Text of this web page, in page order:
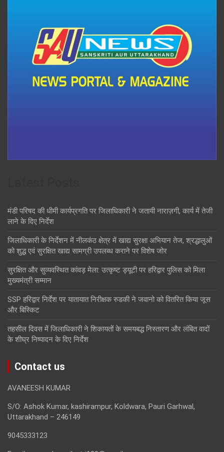
मंडी परिषद की धीमी कार्यप्रगति पर जिलाधिकारी ने जतायी नाराज़गी, कार्य में तेजी
लाने के दिए निर्देश
जिलाधिकारी के निर्देशन में नीलकंठ क्षेत्र में खाद्य सुरक्षा अभियान तेज, श्रद्धालुओं
को शुद्ध एवं सुरक्षित खाद्य सामग्री उपलब्ध कराने पर विशेष जोर
सुरक्षित और सुव्यवस्थित कांवड़ मेला: उत्कृष्ट ड्यूटी पर हरिद्वार पुलिस को मिला
मुख्यमंत्री सम्मान
SSP हरिद्वार निर्देश पर यातायात निरीक्षक रुडकी ने जवानो को वितरित किया जूस
और बिस्किट
तहसील दिवस में जिलाधिकारी ने शिकायतों के समयबद्ध निस्तारण और लंबित वादों
के शीघ्र निष्पादन के दिए निर्देश
Contact us
AVANEESH KUMAR
S/O: Ashok Kumar, kashirampur, Koldwara, Pauri Garhwal,
Uttarakhand – 246149
9045333123